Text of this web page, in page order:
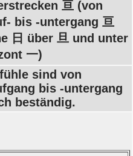
亘 (von
bis -untergang 亘
日 über 旦 und unter
一)
sind von
bis -untergang
beständig.